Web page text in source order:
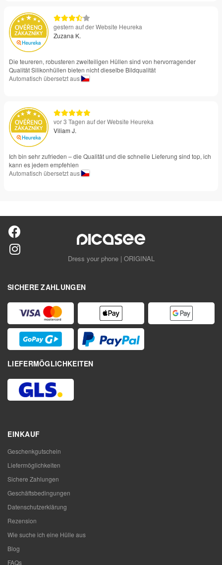
gestern auf der Website Heureka
Zuzana K.
Die teureren, robusteren zweiteiligen Hüllen sind von hervorragender
Qualität Silikonhüllen bieten nicht dieselbe Bildqualität
Automatisch übersetzt aus
vor 3 Tagen auf der Website Heureka
Viliam J.
Ich bin sehr zufrieden – die Qualität und die schnelle Lieferung sind top, ich
kann es jedem empfehlen
Automatisch übersetzt aus
Dress your phone | ORIGINAL
SICHERE ZAHLUNGEN
LIEFERMÖGLICHKEITEN
EINKAUF
Geschenkgutschein
Liefermöglichkeiten
Sichere Zahlungen
Geschäftsbedingungen
Datenschutzerklärung
Rezension
Wie suche ich eine Hülle aus
Blog
FAQs